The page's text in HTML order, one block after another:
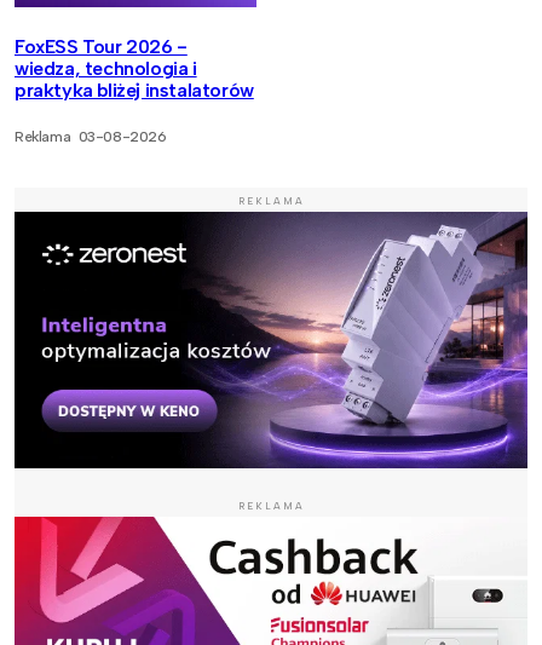
FoxESS Tour 2026 -
wiedza, technologia i
praktyka bliżej instalatorów
Reklama 03-08-2026
REKLAMA
REKLAMA